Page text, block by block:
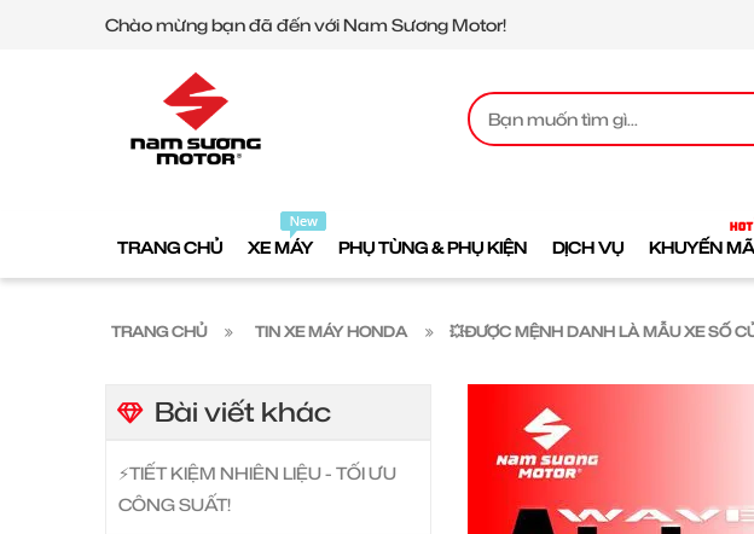
Chào mừng bạn đã đến với Nam Sương Motor!
TRANG CHỦ XE MÁY PHỤ TÙNG & PHỤ KIỆN DỊCH VỤ KHUYẾN
TRANG CHỦ TIN XE MÁY HONDA 💥ĐƯỢC MỆNH DANH LÀ MẪU XE SỐ
Bài viết khác
⚡️TIẾT KIỆM NHIÊN LIỆU - TỐI ƯU
CÔNG SUẤT!